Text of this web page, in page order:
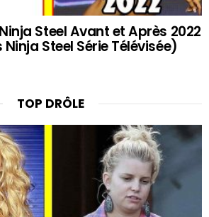
Steel Avant et Après 2022
Steel Série Télévisée)
TOP DRÔLE